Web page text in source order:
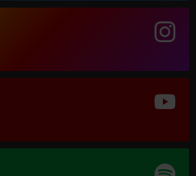
Magic Jazz
CAN'T TAKE THAT AWAY FROM ME (2012 -